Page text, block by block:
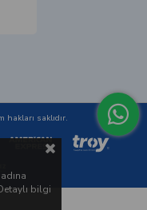
saklıdır.
bilgi